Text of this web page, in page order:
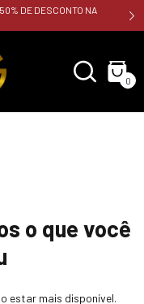
DE DESCONTO NA
0
o que você
estar mais disponível.